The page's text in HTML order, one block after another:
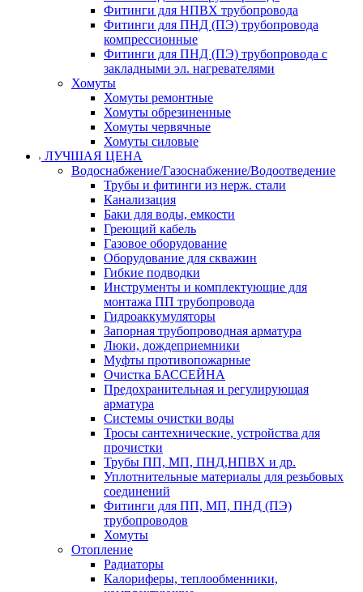
Фитинги для НПВХ трубопровода
Фитинги для ПНД (ПЭ) трубопровода
компрессионные
Фитинги для ПНД (ПЭ) трубопровода с
закладными эл. нагревателями
Хомуты
Хомуты ремонтные
Хомуты обрезиненные
Хомуты червячные
Хомуты силовые
ЛУЧШАЯ ЦЕНА
Водоснабжение/Газоснабжение/Водоотведение
Трубы и фитинги из нерж. стали
Канализация
Баки для воды, емкости
Греющий кабель
Газовое оборудование
Оборудование для скважин
Гибкие подводки
Инструменты и комплектующие для
монтажа ПП трубопровода
Гидроаккумуляторы
Запорная трубопроводная арматура
Люки, дождеприемники
Муфты противопожарные
Очистка БАССЕЙНА
Предохранительная и регулирующая
арматура
Системы очистки воды
Тросы сантехнические, устройства для
прочистки
Трубы ПП, МП, ПНД,НПВХ и др.
Уплотнительные материалы для резьбовых
соединений
Фитинги для ПП, МП, ПНД (ПЭ)
трубопроводов
Хомуты
Отопление
Радиаторы
Калориферы, теплообменники,